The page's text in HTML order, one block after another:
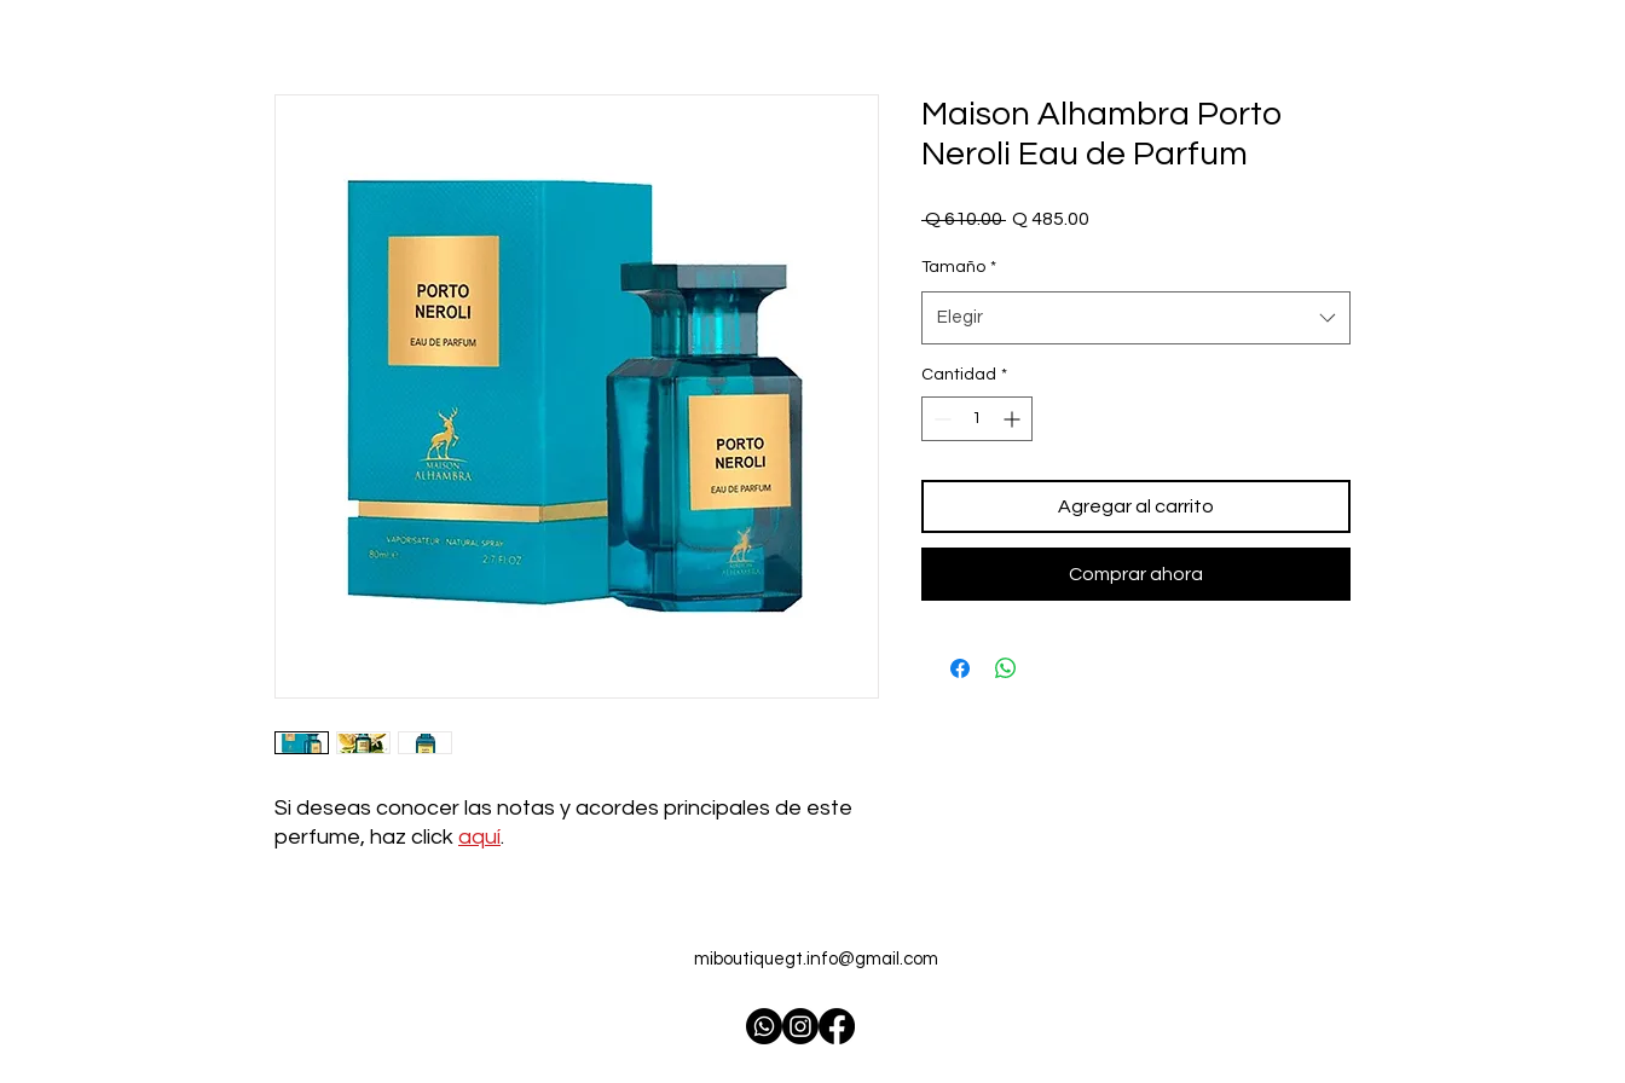
Si deseas conocer las notas y acordes principales de este
perfume, haz click aquí.
Maison Alhambra Porto
Neroli Eau de Parfum
Q 610.00 Precio
Q 485.00
Tamaño *
Elegir
Cantidad *
Agregar al carrito
Comprar ahora
miboutiquegt.info@gmail.com